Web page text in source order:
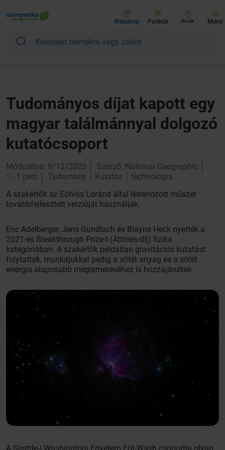
Webshop Patikák Kosár Menü
Tudományos díjat kapott egy
magyar találmánnyal dolgozó
kutatócsoport
Módosítva: 9/12/2020
Szerző: National Geographic
1 perc
Tudomány Kutatás
technológia
A szakértők az Eötvös Loránd által létrehozott műszer
továbbfejlesztett verzióját használják.
Eric Adelberger, Jens Gundlach és Blayne Heck nyerték a
2021-es Breakthrough Prize-t (Áttörés-díj) fizika
kategóriában. A szakértők példátlan gravitációs kutatást
folytattak, munkájukkal pedig a sötét anyag és a sötét
energia alaposabb megismeréséhez is hozzájárultak.